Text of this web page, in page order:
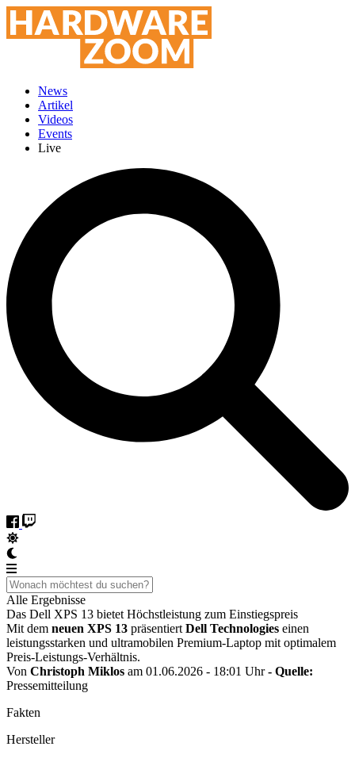
News
Artikel
Videos
Events
Live
Alle Ergebnisse
Das Dell XPS 13 bietet Höchstleistung zum Einstiegspreis
Mit dem neuen XPS 13 präsentiert Dell Technologies einen
leistungsstarken und ultramobilen Premium-Laptop mit optimalem
Preis-Leistungs-Verhältnis.
Von Christoph Miklos am 01.06.2026 - 18:01 Uhr- Quelle:
Pressemitteilung
Fakten
Hersteller